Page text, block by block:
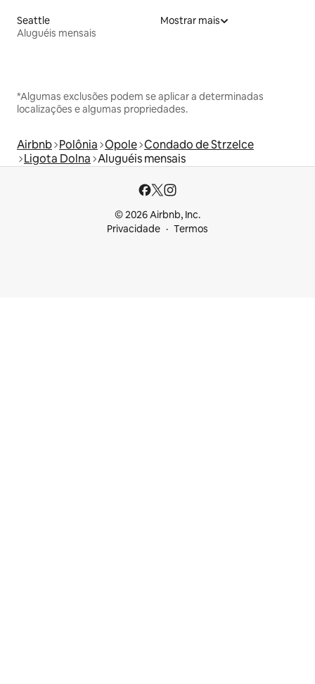
Seattle
Aluguéis mensais
Mostrar mais
*Algumas exclusões podem se aplicar a determinadas
localizações e algumas propriedades.
Airbnb Polônia Opole Condado de Strzelce
Ligota Dolna Aluguéis mensais
© 2026 Airbnb, Inc.
Privacidade
Termos